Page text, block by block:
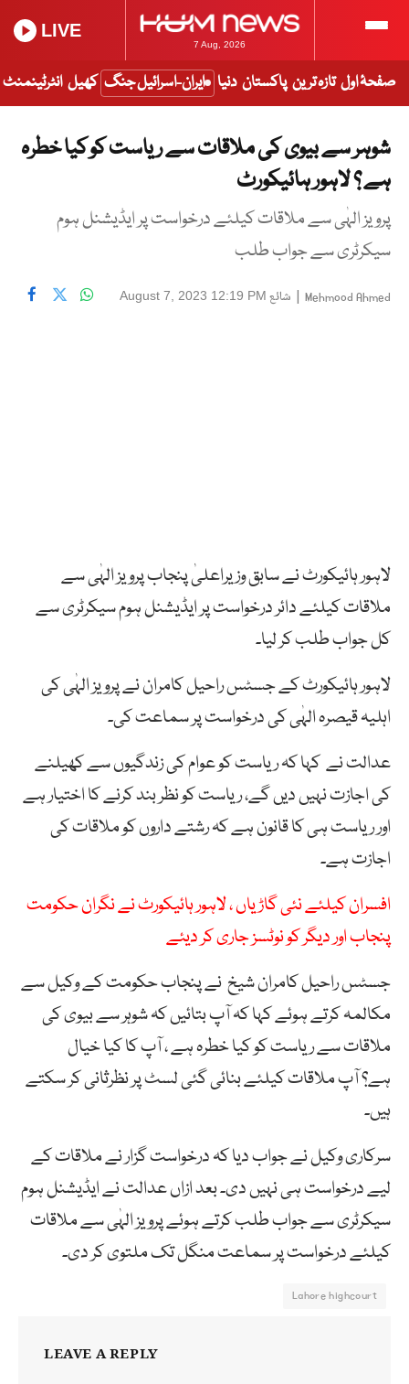
7 Aug, 2026
LIVE
صفحۂ اول تازہ ترین پاکستان دنیا ایران-اسرائیل جنگ کھیل انٹرٹینمنٹ
شوہر سے بیوی کی ملاقات سے ریاست کو کیا خطرہ
ہے ؟ لاہور ہائیکورٹ
پرویز الہٰی سے ملاقات کیلئے درخواست پر ایڈیشنل ہوم
سیکرٹری سے جواب طلب
Mehmood Ahmed
| شائع August 7, 2023 12:19 PM
لاہور ہائیکورٹ نے سابق وزیراعلیٰ پنجاب پرویز الہٰی سے
ملاقات کیلئے دائر درخواست پر ایڈیشنل ہوم سیکرٹری سے
کل جواب طلب کر لیا۔
لاہور ہائیکورٹ کے جسٹس راحیل کامران نے پرویز الہٰی کی
اہلیہ قیصرہ الہٰی کی درخواست پر سماعت کی۔
عدالت نے کہا کہ ریاست کو عوام کی زندگیوں سے کھیلنے
کی اجازت نہیں دیں گے، ریاست کو نظر بند کرنے کا اختیار ہے
اور ریاست ہی کا قانون ہے کہ رشتے داروں کو ملاقات کی
اجازت ہے۔
افسران کیلئے نئی گاڑیاں ، لاہور ہائیکورٹ نے نگران حکومت
پنجاب اور دیگر کو نوٹسز جاری کر دیئے
جسٹس راحیل کامران شیخ نے پنجاب حکومت کے وکیل سے
مکالمہ کرتے ہوئے کہا کہ آپ بتائیں کہ شوہر سے بیوی کی
ملاقات سے ریاست کو کیا خطرہ ہے ، آپ کا کیا خیال
ہے؟ آپ ملاقات کیلئے بنائی گئی لسٹ پر نظرثانی کر سکتے
ہیں۔
سرکاری وکیل نے جواب دیا کہ درخواست گزار نے ملاقات کے
لیے درخواست ہی نہیں دی۔ بعد ازاں عدالت نے ایڈیشنل ہوم
سیکرٹری سے جواب طلب کرتے ہوئے پرویز الہٰی سے ملاقات
کیلئے درخواست پر سماعت منگل تک ملتوی کر دی۔
Lahore highcourt
LEAVE A REPLY